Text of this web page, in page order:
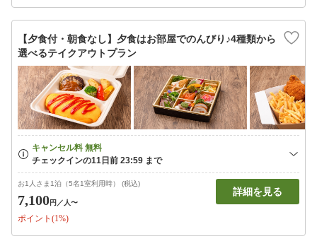
【夕食付・朝食なし】夕食はお部屋でのんびり♪4種類から
選べるテイクアウトプラン
お1人さま1泊（5名1室利用時） (税込)
7,100円 ／人〜
ポイント(1%)
詳細を見る